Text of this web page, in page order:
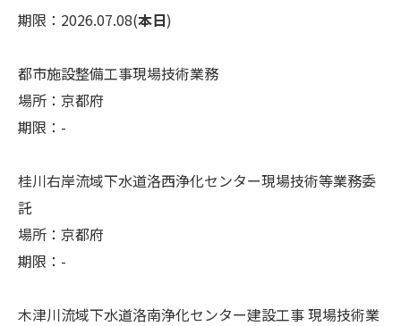
期限：2026.07.08(本日)
都市施設整備工事現場技術業務
場所：京都府
期限：-
桂川右岸流域下水道洛西浄化センター現場技術等業務委
託
場所：京都府
期限：-
木津川流域下水道洛南浄化センター建設工事 現場技術業